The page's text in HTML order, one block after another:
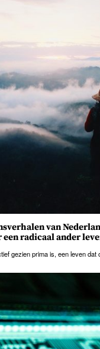
van
een radicaal ander
gezien prima is, een leven dat